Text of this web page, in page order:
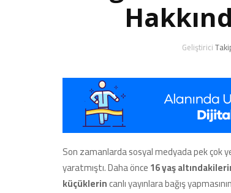
Geliştirici
Son zamanlarda sosyal medyada pek çok
yaratmıştı. Daha önce16 yaş
küçüklerincanlı yayınlara bağış